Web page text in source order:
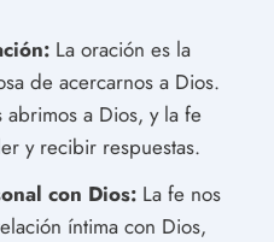
La oración es la
de acercarnos a Dios.
a Dios, y la fe
y recibir respuestas.
con Dios: La fe nos
íntima con Dios,